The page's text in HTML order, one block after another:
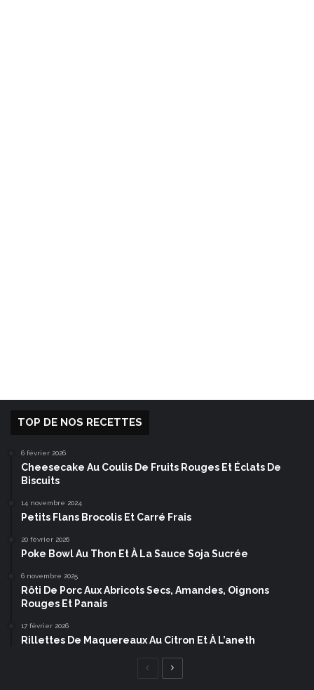
TOP DE NOS RECETTES
6 février 2026
Cheesecake Au Coulis De Fruits Rouges Et Éclats De
Biscuits
14 novembre 2024
Petits Flans Brocolis Et Carré Frais
20 février 2026
Poke Bowl Au Thon Et À La Sauce Soja Sucrée
6 novembre 2025
Rôti De Porc Aux Abricots Secs, Amandes, Oignons
Rouges Et Panais
17 février 2026
Rillettes De Maquereaux Au Citron Et À L’aneth
Page